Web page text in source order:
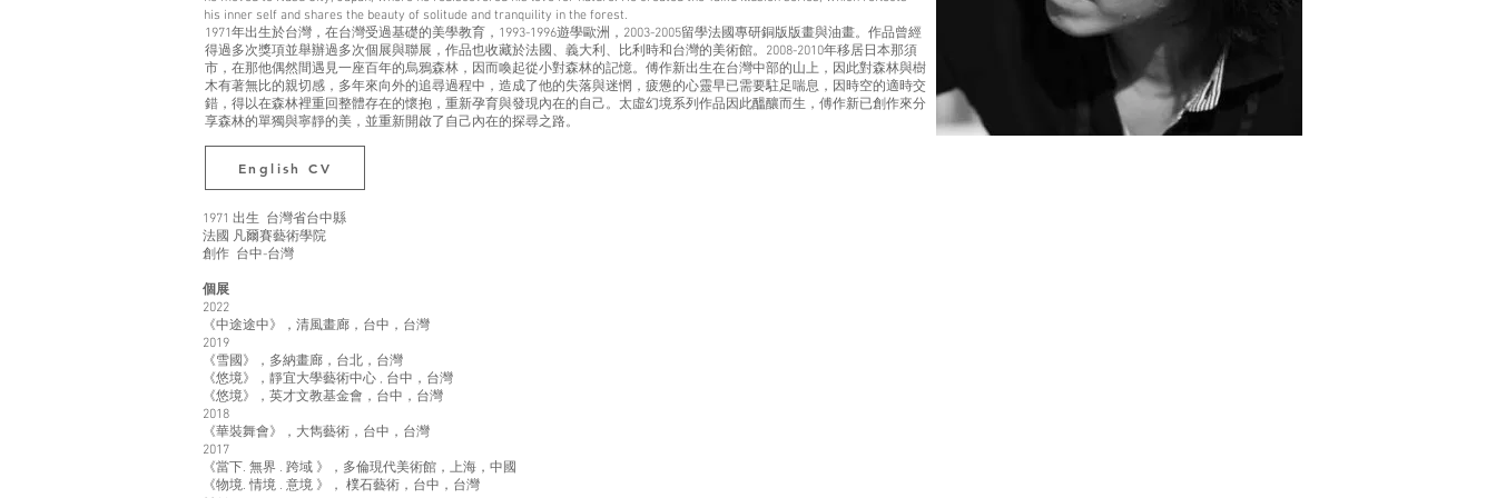
his inner self and shares the beauty of solitude and tranquility in the forest.
1971年出生於台灣，在台灣受過基礎的美學教育，1993-1996遊學歐洲，2003-2005留學法國專研銅版版畫與油畫。作品曾經
得過多次獎項並舉辦過多次個展與聯展，作品也收藏於法國、義大利、比利時和台灣的美術館。2008-2010年移居日本那須
市，在那他偶然間遇見一座百年的烏鴉森林，因而喚起從小對森林的記憶。傅作新出生在台灣中部的山上，因此對森林與樹
木有著無比的親切感，多年來向外的追尋過程中，造成了他的失落與迷惘，疲憊的心靈早已需要駐足喘息，因時空的適時交
錯，得以在森林裡重回整體存在的懷抱，重新孕育與發現內在的自己。太虛幻境系列作品因此醞釀而生，傅作新已創作來分
享森林的單獨與寧靜的美，並重新開啟了自己內在的探尋之路。
English CV
1971 出生 台灣省台中縣
法國 凡爾賽藝術學院
創作 台中-台灣
個展
2022
《中途途中》，清風畫廊，台中，台灣
2019
《雪國》，多納畫廊，台北，台灣
《悠境》，靜宜大學藝術中心 , 台中，台灣
《悠境》，英才文教基金會，台中，台灣
2018
《華裝舞會》，大雋藝術，台中，台灣
2017
《當下. 無界 . 跨域 》，多倫現代美術館，上海，中國
《物境. 情境 . 意境 》， 樸石藝術，台中，台灣